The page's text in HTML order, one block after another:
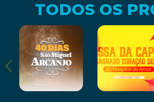
TODOS OS